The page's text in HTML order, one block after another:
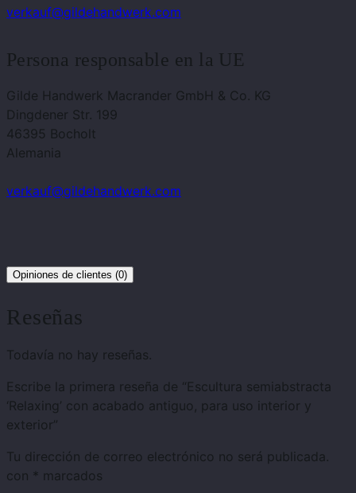
verkauf@gildehandwerk.com
Persona responsable en la UE
Gilde Handwerk Macrander GmbH & Co. KG
Dingdener Str. 199
46395 Bocholt
Alemania
verkauf@gildehandwerk.com
Opiniones de clientes (0)
Reseñas
Todavía no hay reseñas.
Escribe la primera reseña de “Escultura semiabstracta
‘Relaxing’ con acabado antiguo, para uso interior y
exterior”
Tu dirección de correo electrónico no será publicada.
con * marcados